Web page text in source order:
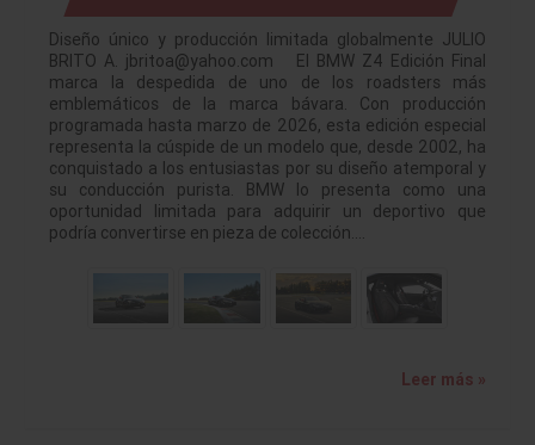
Diseño único y producción limitada globalmente JULIO
BRITO A. jbritoa@yahoo.com El BMW Z4 Edición Final
marca la despedida de uno de los roadsters más
emblemáticos de la marca bávara. Con producción
programada hasta marzo de 2026, esta edición especial
representa la cúspide de un modelo que, desde 2002, ha
conquistado a los entusiastas por su diseño atemporal y
su conducción purista. BMW lo presenta como una
oportunidad limitada para adquirir un deportivo que
podría convertirse en pieza de colección.…
Leer más »